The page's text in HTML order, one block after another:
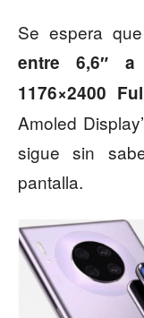
Se espera
entre 6,6″
1176×2400
Amoled
sigue sin
pantalla.